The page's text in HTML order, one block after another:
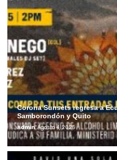
Corona Sunsets regresa a
Samborondón y Quito
Admin Agosto 4, 2026